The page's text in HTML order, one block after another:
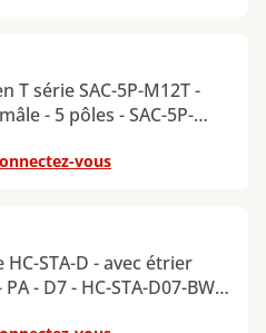
T série SAC-5P-M12T -
- 5 pôles - SAC-5P-
vous
HC-STA-D - avec étrier
- D7 - HC-STA-D07-BWS-